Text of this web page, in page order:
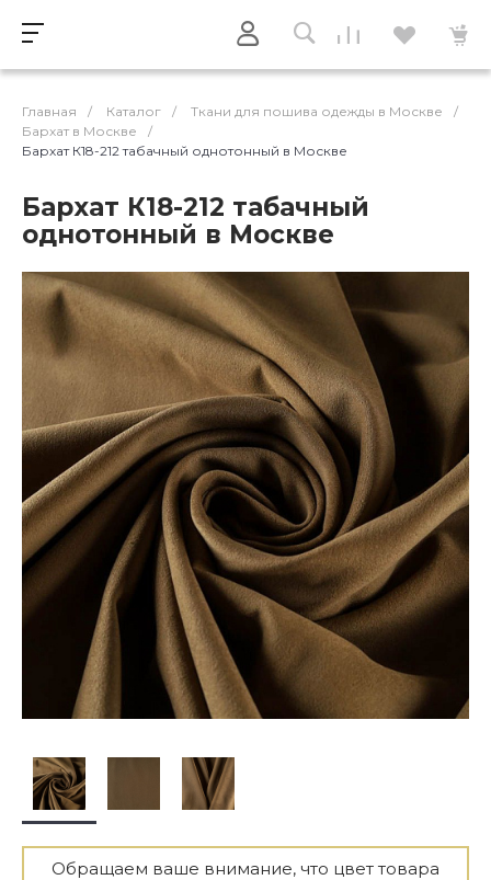
Главная / Каталог / Ткани для пошива одежды в Москве
/
Бархат в Москве
/
Бархат К18-212 табачный однотонный в Москве
Бархат К18-212 табачный
однотонный в Москве
Обращаем ваше внимание, что цвет товара